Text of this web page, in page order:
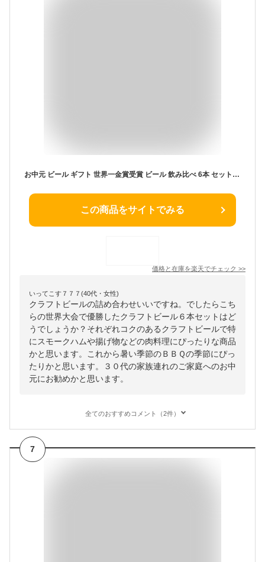
お中元 ビール ギフト 世界一金賞受賞 ビール 飲み比べ 6本 セット プレミアムビール クラフトビール おつまみ ソーセージ 詰め合わせ ビール飲み比べ 高級ビール ビールセット ご当地ビール 地ビール ギフトおしゃれ 贈り物 お祝い ランキング1位 御中元
この商品をサイトでみる
価格と在庫を楽天でチェック >>
いってこす７７７(40代・女性)
クラフトビールの詰め合わせいいですね。でしたらこち
らの世界大会で優勝したクラフトビール６本セットはど
うでしょうか？それぞれコクのあるクラフトビールで特
にスモークハムや揚げ物などの肉料理にぴったりな商品
かと思います。これから暑い季節のＢＢＱの季節にぴっ
たりかと思います。３０代の家族連れのご家庭へのお中
元にお勧めかと思います。
全てのおすすめコメント（2件）
7